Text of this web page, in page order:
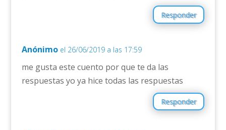
Responder
Anónimo el 26/06/2019 a las 17:59
me gusta este cuento por que te da las
respuestas yo ya hice todas las respuestas
Responder